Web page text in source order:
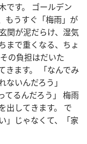
です。 ゴールデン
もうすぐ「梅雨」が
関が泥だらけ、湿気
まで重くなる、ちょ
の負担はだいた
きます。 「なんでみ
いんだろう」
てるんだろう」 梅雨
出してきます。 で
」じゃなくて、「家